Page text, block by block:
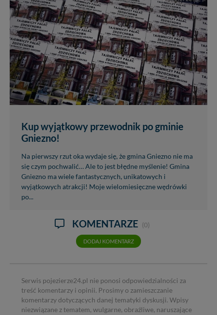
Kup wyjątkowy przewodnik po gminie
Gniezno!
Na pierwszy rzut oka wydaje się, że gmina Gniezno nie ma
się czym pochwalić… Ale to jest błędne myślenie! Gmina
Gniezno ma wiele fantastycznych, unikatowych i
wyjątkowych atrakcji! Moje wielomiesięczne wędrówki
po...
KOMENTARZE (0)
DODAJ KOMENTARZ
Serwis pojezierze24.pl nie ponosi odpowiedzialności za
treść komentarzy i opinii. Prosimy o zamieszczanie
komentarzy dotyczących danej tematyki dyskusji. Wpisy
niezwiązane z tematem, wulgarne, obraźliwe, naruszające